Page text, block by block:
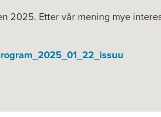
2025. Etter vår mening mye